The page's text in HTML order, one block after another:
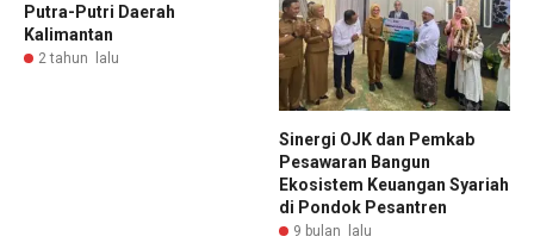
Putra-Putri Daerah
Kalimantan
2 tahun lalu
Sinergi OJK dan Pemkab
Pesawaran Bangun
Ekosistem Keuangan Syariah
di Pondok Pesantren
9 bulan lalu